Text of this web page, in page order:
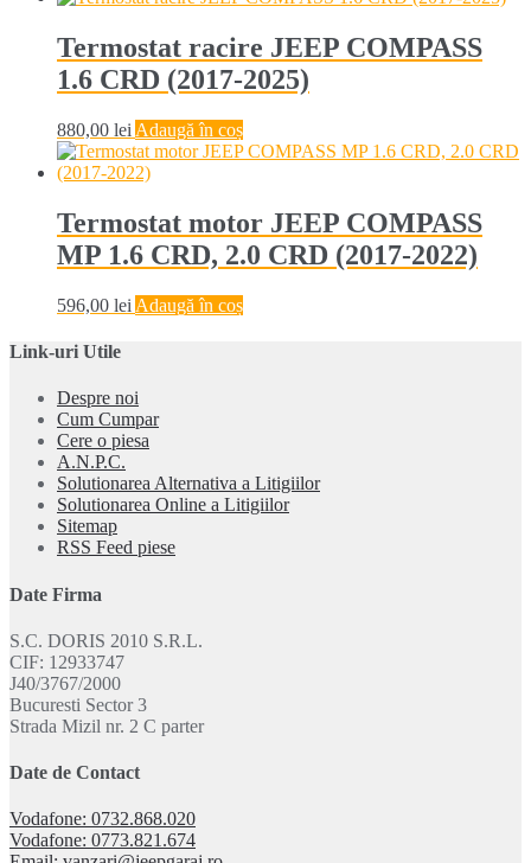
Termostat racire JEEP COMPASS
1.6 CRD (2017-2025)
880,00 lei Adaugă în coș
Termostat motor JEEP COMPASS
MP 1.6 CRD, 2.0 CRD (2017-2022)
596,00 lei Adaugă în coș
Link-uri Utile
Despre noi
Cum Cumpar
Cere o piesa
A.N.P.C.
Solutionarea Alternativa a Litigiilor
Solutionarea Online a Litigiilor
Sitemap
RSS Feed piese
Date Firma
S.C. DORIS 2010 S.R.L.
CIF: 12933747
J40/3767/2000
Bucuresti Sector 3
Strada Mizil nr. 2 C parter
Date de Contact
Vodafone: 0732.868.020
Vodafone: 0773.821.674